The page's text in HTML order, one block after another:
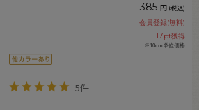
385 円 (税込)
会員登録(無料)
17pt獲得
※10cm単位価格
5件